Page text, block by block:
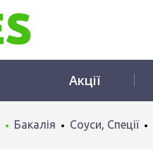
Акції
Бакалія Соуси, Спеції